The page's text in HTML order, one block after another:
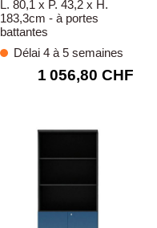
L. 80,1 x P. 43,2 x H.
183,3cm - à portes
battantes
Délai 4 à 5 semaines
1 056,80 CHF